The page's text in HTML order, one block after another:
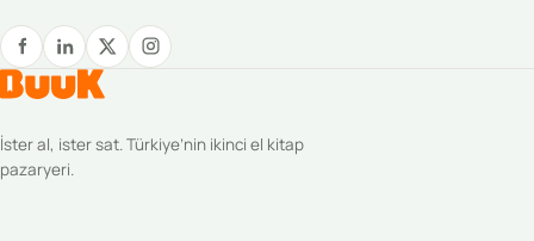
İster al, ister sat. Türkiye’nin ikinci el kitap
pazaryeri.